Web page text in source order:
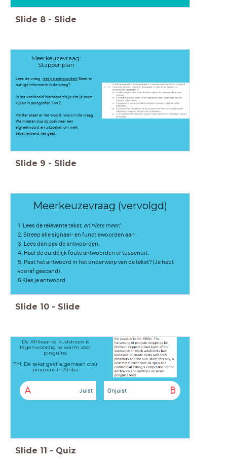
Slide 8 - Slide
Meerkeuzevraag:
Stappenplan
Lees de vraag,niet de antwoorden! Staat er
nuttige informatie in de vraag?
In het voorbeeld hiernaast zie je dat je moet
kijken in paragrafen 1 en 2.
Verder staat er het woordrelatein de vraag.
We moeten dus op zoek naar een
signaalwoord en uitzoeken om welk
tekstverband het gaat.
Slide 9 - Slide
Meerkeuzevraag (vervolgd)
1. Lees de relevante tekst, en niets meer!
2. Streep alle signaal- en functiewoorden aan
3. Lees dan pas de antwoorden.
4. Haal de duidelijk foute antwoorden er tussenuit.
5. Past het antwoord in het onderwerp van de tekst? (Je hebt
vooraf gescand).
6 Kies je antwoord
Slide 10 - Slide
De Afrikaanse kuststreek is
tegenwoordig te warm voor
pinguïns.
FYI: De tekst gaat algemeen over
pinguïns in Afrika
A Juist B
Onjuist
Slide 11 - Quiz